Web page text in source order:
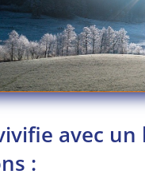
avec
: